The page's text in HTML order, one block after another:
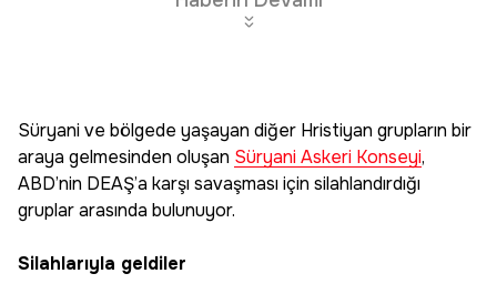
Süryani ve bölgede yaşayan diğer Hristiyan grupların bir
araya gelmesinden oluşan Süryani Askeri Konseyi,
ABD’nin DEAŞ’a karşı savaşması için silahlandırdığı
gruplar arasında bulunuyor.
Silahlarıyla geldiler